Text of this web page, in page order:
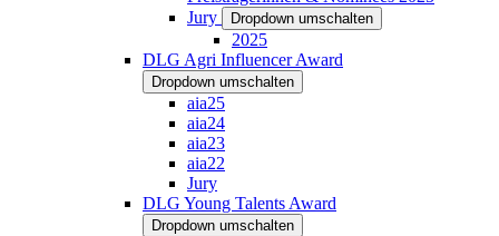
Jury
Dropdown umschalten
2025
DLG Agri Influencer Award
Dropdown umschalten
aia25
aia24
aia23
aia22
Jury
DLG Young Talents Award
Dropdown umschalten